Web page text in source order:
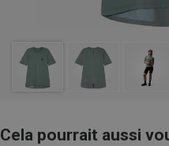
Cela pourrait aussi